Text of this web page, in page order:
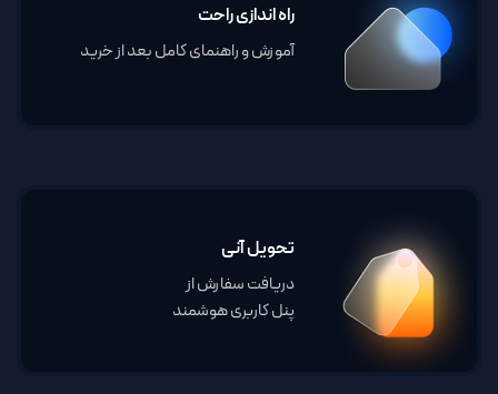
راه اندازی راحت
آموزش و راهنمای کامل بعد از خرید
تحویل آنی
دریافت سفارش از
پنل کاربری هوشمند